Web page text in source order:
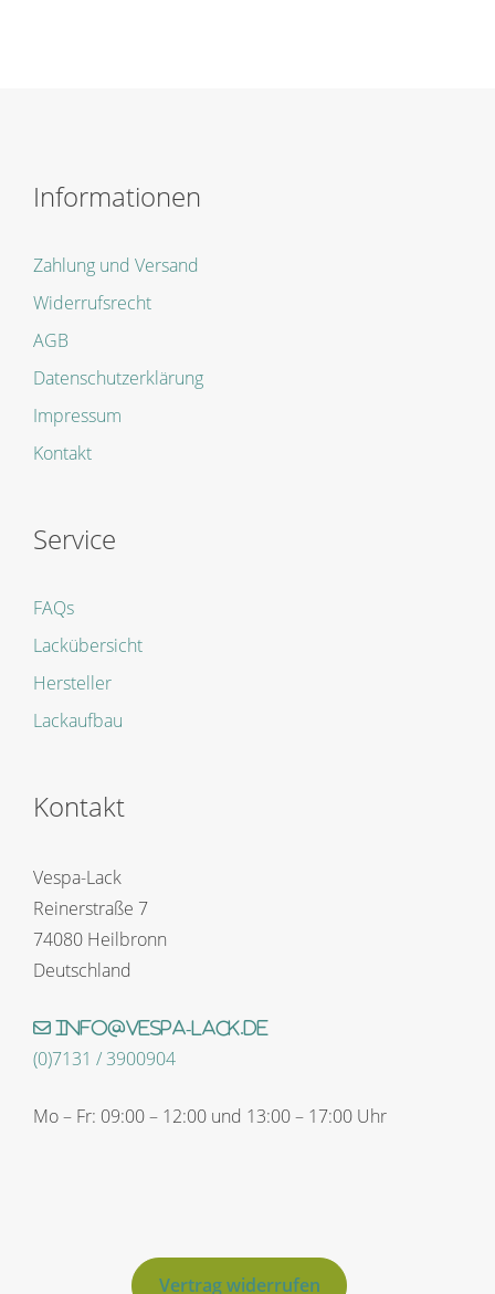
Informationen
Zahlung und Versand
Widerrufsrecht
AGB
Datenschutzerklärung
Impressum
Kontakt
Service
FAQs
Lackübersicht
Hersteller
Lackaufbau
Kontakt
Vespa-Lack
Reinerstraße 7
74080 Heilbronn
Deutschland
info@vespa-lack.de
(0)7131 / 3900904
Mo – Fr: 09:00 – 12:00 und 13:00 – 17:00 Uhr
Vertrag widerrufen